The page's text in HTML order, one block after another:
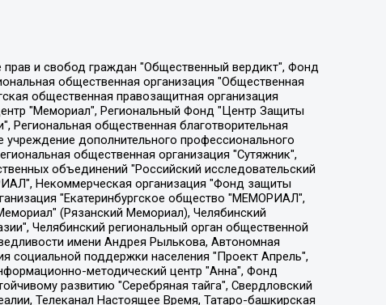
"Правозащитная группа "Гражданин.Армия.Право", Хисамова Регина Фаритовна, Автономная некоммерческая организация по реализации социально-правовых программ "Лилит", Дальневосточное общественное движение "Маяк", Санкт-Петербургская ЛГБТ-инициативная группа "Выход", Инициативная группа ЛГБТ+ "Реверс", Алексеев Андрей Викторович, Бекбулатова Таисия Львовна, Беляев Иван Михайлович, Владыкина Елена Сергеевна, Гельман Марат Александрович, Никульшина Вероника Юрьевна, Толоконникова Надежда Андреевна, Шендерович Виктор Анатольевич, Общество с ограниченной ответственностью "Данное сообщение", Общество с ограниченной ответственностью Издательский дом "Новая глава", Айнбиндер Александра Александровна, Московский комьюнити-центр для ЛГБТ+инициатив, Благотворительный фонд развития филантропии, Deutsche Welle (Германия, Kurt-Schumacher-Strasse 3, 53113 Bonn), Борзунова Мария Михайловна, Воробьев Виктор Викторович, Голубева Анна Львовна, Константинова Алла Михайловна, Малкова Ирина Владимировна, Мурадов Мурад Абдулгалимович, Осетинская Елизавета Николаевна, Понасенков Евгений Николаевич, Ганапольский Матвей Юрьевич, Киселев Евгений Алексеевич, Борухович Ирина Григорьевна, Дремин Иван Тимофеевич, Дубровский Дмитрий Викторович, Красноярская региональная общественная организация поддержки и развития альтернативных образовательных технологий и межкультурных коммуникаций "ИНТЕРРА", Маяковская Екатерина Алексеевна, Фейгин Марк Захарович, Филимонов Андрей Викторович, Дзугкоева Регина Николаевна, Доброхотов Роман Александрович, Дудь Юрий Александрович, Елкин Сергей Владимирович, Кругликов Кирилл Игоревич, Сабунаева Мария Леонидовна, Семенов Алексей Владимирович, Шаинян Карен Багратович, Шульман Екатерина Михайловна, Асафьев Артур Валерьевич, Вахштайн Виктор Семенович, Венедиктов Алексей Алексеевич, Лушникова Екатерина Евгеньевна, Волков Леонид Михайлович, Невзоров Александр Глебович, Пархоменко Сергей Борисович, Сироткин Ярослав Николаевич, Кара-Мурза Владимир Владимирович, Баранова Наталья Владимировна, Гозман Леонид Яковлевич, Кагарлицкий Борис Юльевич, Климарев Михаил Валерьевич, Милов Владимир Станиславович, Автономная некоммерческая организация Краснодарский центр современного искусства "Типография", Моргенштерн Алишер Тагирович, Соболь Любовь Эдуардовна, Общество с ограниченной ответственностью "ЛИЗА НОРМ", Каспаров Гарри Кимович, Ходорковский Михаил Борисович, Общество с ограниченной ответственностью "Апрельские тезисы", Данилович Ирина Брониславовна, Кашин Олег Владимирович, Петров Николай Владимирович, Пивоваров Алексей Владимирович, Соколов Михаил Владимирович, Цветкова Юлия Владимировна, Чичваркин Евгений Александрович, Комитет против пыток/Команда против пыток, Общество с ограниченной ответственностью "Первый научный", Общество с ограниченной ответственностью "Вертолет и ко", Белоцерковская Вероника Борисовна, Кац Максим Евгеньевич, Лазарева Татьяна Юрьевна, Шаведдинов Руслан Табризович, Яшин Илья Валерьевич, Общество с ограниченной ответственностью "Иноагент ААВ", Алешковский Дмитрий Петрович, Альбац Евгения Марковна, Быков Дмитрий Львович, Галямина Юлия Евгеньевна, Лойко Сергей Леонидович, Мартынов Кирилл Константинович, Медведев Сергей Александрович, Крашенинников Федор Геннадиевич, Гордеева Катерина Вл